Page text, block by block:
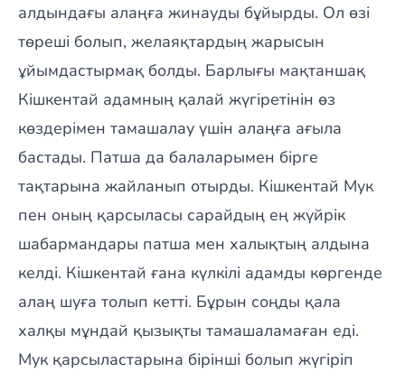
алдындағы алаңға жинауды бұйырды. Ол өзі
төреші болып, желаяқтардың жарысын
ұйымдастырмақ болды. Барлығы мақтаншақ
Кішкентай адамның қалай жүгіретінін өз
көздерімен тамашалау үшін алаңға ағыла
бастады. Патша да балаларымен бірге
тақтарына жайланып отырды. Кішкентай Мук
пен оның қарсыласы сарайдың ең жүйрік
шабармандары патша мен халықтың алдына
келді. Кішкентай ғана күлкілі адамды көргенде
алаң шуға толып кетті. Бұрын соңды қала
халқы мұндай қызықты тамашаламаған еді.
Мук қарсыластарына бірінші болып жүгіріп